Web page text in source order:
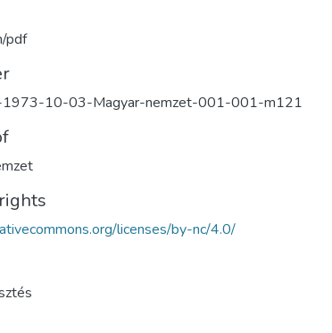
pdf
10-03-Magyar-nemzet-001-001-m121
licenses/by-nc/4.0/